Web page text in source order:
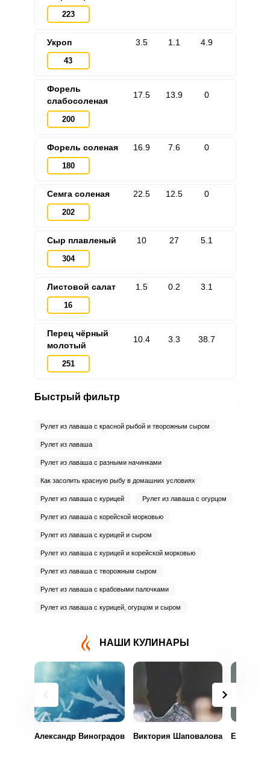
223
Укроп
43
3.5 1.1 4.9
Форель
слабосоленая
200
17.5 13.9 0
Форель соленая
180
16.9 7.6 0
Семга соленая
202
22.5 12.5 0
Сыр плавленый
304
10 27 5.1
Листовой салат
16
1.5 0.2 3.1
Перец чёрный
молотый
251
10.4 3.3 38.7
Быстрый фильтр
Рулет из лаваша с красной рыбой и творожным сыром
Рулет из лаваша
Рулет из лаваша с разными начинками
Как засолить красную рыбу в домашних условиях
Рулет из лаваша с курицей Рулет из лаваша с огурцом
Рулет из лаваша с корейской морковью
Рулет из лаваша с курицей и сыром
Рулет из лаваша с курицей и корейской морковью
Рулет из лаваша с творожным сыром
Рулет из лаваша с крабовыми палочками
Рулет из лаваша с курицей, огурцом и сыром
НАШИ КУЛИНАРЫ
Александр Виноградов Виктория Шаповалова